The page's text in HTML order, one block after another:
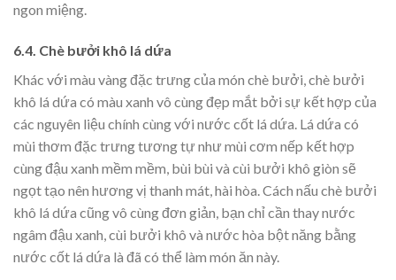
ngon miệng.
6.4. Chè bưởi khô lá dứa
Khác với màu vàng đặc trưng của món chè bưởi, chè bưởi
khô lá dứa có màu xanh vô cùng đẹp mắt bởi sự kết hợp của
các nguyên liệu chính cùng với nước cốt lá dứa. Lá dứa có
mùi thơm đặc trưng tương tự như mùi cơm nếp kết hợp
cùng đậu xanh mềm mềm, bùi bùi và cùi bưởi khô giòn sẽ
ngọt tạo nên hương vị thanh mát, hài hòa. Cách nấu chè bưởi
khô lá dứa cũng vô cùng đơn giản, bạn chỉ cần thay nước
ngâm đậu xanh, cùi bưởi khô và nước hòa bột năng bằng
nước cốt lá dứa là đã có thể làm món ăn này.